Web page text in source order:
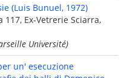
(Luis Bunuel, 1972)
117, Ex-Vetrerie Sciarra,
Université)
un' esecuzione